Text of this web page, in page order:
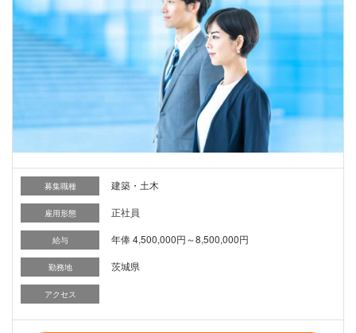
募集職種 建築・土木
雇用形態 正社員
給与 年俸 4,500,000円～8,500,000円
勤務地 茨城県
アクセス